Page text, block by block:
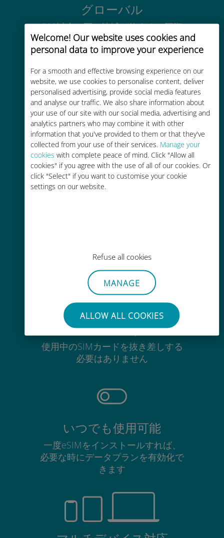
Welcome! Our website uses cookies and
personal data to improve your experience
For a smooth and effective browsing experience on our
website, we use cookies to personalise content, deliver
personalised advertising, provide social media features
and analyse our traffic. We also share information about
your use of our site with our social media, advertising and
analytics partners who may combine it with other
information that you've provided to them or that they've
collected from your use of their services. Manage your
cookies with complete peace of mind. Click "Allow all
cookies" if you agree with the use of all of our cookies. Or
click "Select" if you want to customise your cookie
settings on our website.
Refuse all cookies
MANAGE
ALLOW ALL COOKIES
グローバル
200以上の国と地域で使える、国際
的な高品位のセルラー通信です
コストパフォーマンス
お客様が普段お使いのキャリアでロ
ーミングサービスを使った場合に比
べて最大で90％の節約が可能です。
可能
手間いらず
使用中のSIMカードを抜き差しする
必要はありません
いつでも使用可能
一度eSIMをインストールすれば、
必要な時にデータプランを有効化で
きます